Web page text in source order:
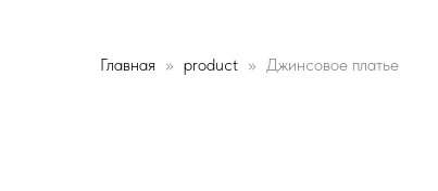
Главная product Джинсовое платье